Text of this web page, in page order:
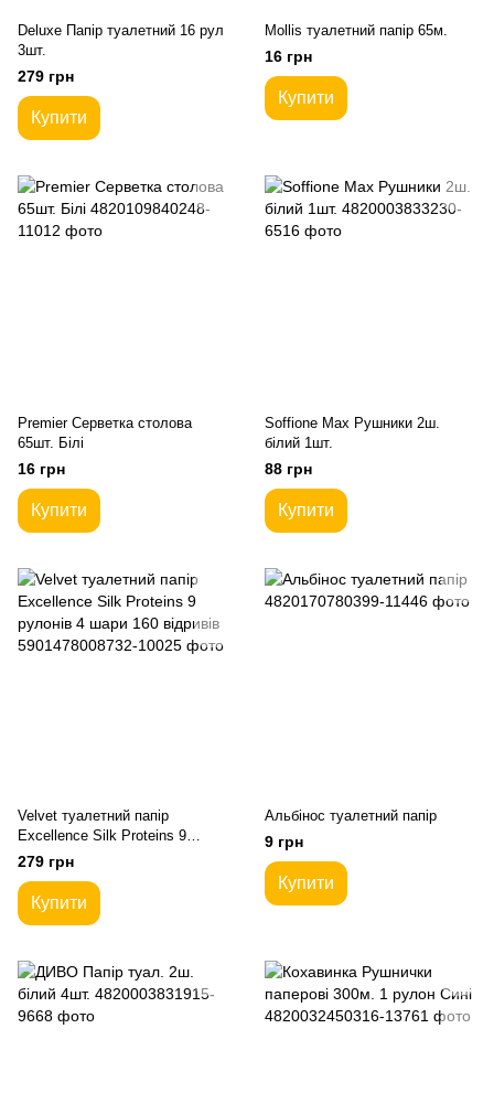
Deluxe Папір туалетний 16 рул
3шт.
279 грн
Купити
Mollis туалетний папір 65м.
16 грн
Купити
Premier Серветка столова
65шт. Білі
16 грн
Купити
Soffione Max Рушники 2ш.
білий 1шт.
88 грн
Купити
Velvet туалетний папір
Excellence Silk Proteins 9
рулонів 4 шари 160 відривів
279 грн
Купити
Альбінос туалетний папір
9 грн
Купити